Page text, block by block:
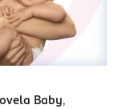
Baby,